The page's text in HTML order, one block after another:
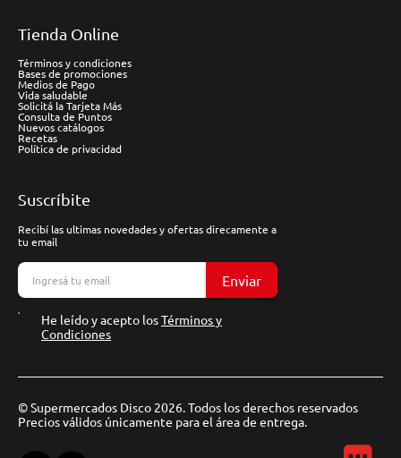
Tienda Online
Términos y condiciones
Bases de promociones
Medios de Pago
Vida saludable
Solicitá la Tarjeta Más
Consulta de Puntos
Nuevos catálogos
Recetas
Política de privacidad
Suscríbite
Recibí las ultimas novedades y ofertas direcamente a
tu email
Enviar
He leído y acepto losTérminos y
Condiciones
© Supermercados Disco 2026. Todos los derechos reservados
Precios válidos únicamente para el área de entrega.